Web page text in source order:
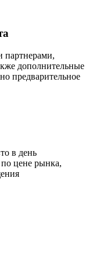
партнерами,
дополнительные
предварительное
в день
цене рынка,